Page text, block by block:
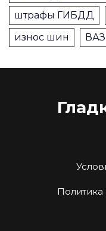
штрафы ГИБДД
износ шин